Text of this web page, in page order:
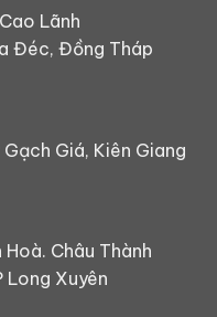
Lãnh
Đéc, Đồng Tháp
Giá, Kiên Giang
Châu Thành
Long Xuyên